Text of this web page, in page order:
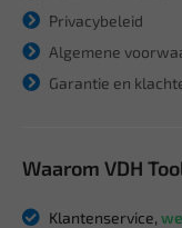
Privacybeleid
Algemene
Garantie en
Waarom VDH
Klantenservice,